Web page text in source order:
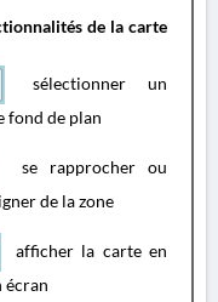
de la carte
sélectionner un
fond de plan
se rapprocher ou
de la zone
afficher la carte en
écran